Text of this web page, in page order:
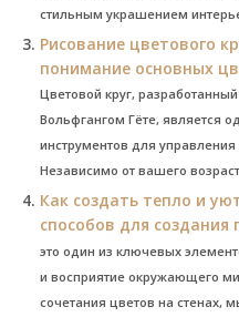
стильным украшением
Рисование цветового
понимание основных
Цветовой круг,
Вольфгангом Гёте, является
инструментов для
Независимо от вашего
Как создать тепло и
способов для
это один из ключевых
и восприятие окружающего
сочетания цветов на стенах,